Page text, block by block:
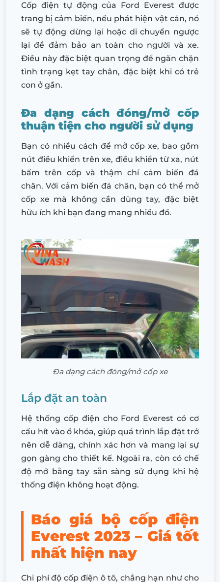
Cốp điện tự động của Ford Everest được
trang bị cảm biến, nếu phát hiện vật cản, nó
sẽ tự động dừng lại hoặc di chuyển ngược
lại để đảm bảo an toàn cho người và xe.
Điều này đặc biệt quan trọng để ngăn chặn
tình trạng kẹt tay chân, đặc biệt khi có trẻ
con ở gần.
Đa dạng cách đóng/mở cốp
thuận tiện cho người sử dụng
Bạn có nhiều cách để mở cốp xe, bao gồm
nút điều khiển trên xe, điều khiển từ xa, nút
bấm trên cốp và thậm chí cảm biến đá
chân. Với cảm biến đá chân, bạn có thể mở
cốp xe mà không cần dùng tay, đặc biệt
hữu ích khi bạn đang mang nhiều đồ.
Đa dạng cách đóng/mở cốp xe
Lắp đặt an toàn
Hệ thống cốp điện cho Ford Everest có cơ
cấu hít vào ổ khóa, giúp quá trình lắp đặt trở
nên dễ dàng, chính xác hơn và mang lại sự
gọn gàng cho thiết kế. Ngoài ra, còn có chế
độ mở bằng tay sẵn sàng sử dụng khi hệ
thống điện không hoạt động.
Báo giá bộ cốp điện
Everest 2023 – Giá tốt
nhất hiện nay
Chi phí độ cốp điện ô tô, chẳng hạn như cho